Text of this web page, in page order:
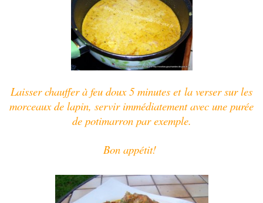
Laisser chauffer à feu doux 5 minutes et la verser sur les
morceaux de lapin, servir immédiatement avec une purée
de potimarron par exemple.
Bon appétit!